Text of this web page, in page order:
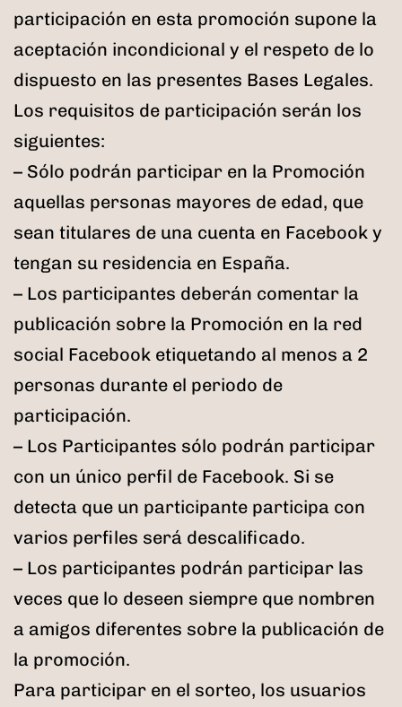
participación en esta promoción supone la
aceptación incondicional y el respeto de lo
dispuesto en las presentes Bases Legales.
Los requisitos de participación serán los
siguientes:
– Sólo podrán participar en la Promoción
aquellas personas mayores de edad, que
sean titulares de una cuenta en Facebook y
tengan su residencia en España.
– Los participantes deberán comentar la
publicación sobre la Promoción en la red
social Facebook etiquetando al menos a 2
personas durante el periodo de
participación.
– Los Participantes sólo podrán participar
con un único perfil de Facebook. Si se
detecta que un participante participa con
varios perfiles será descalificado.
– Los participantes podrán participar las
veces que lo deseen siempre que nombren
a amigos diferentes sobre la publicación de
la promoción.
Para participar en el sorteo, los usuarios